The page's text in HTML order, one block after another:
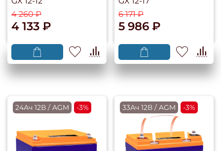
4 260 ₽
4 133 ₽
6 171 ₽
5 986 ₽
24Ач 12В / AGM -3% 33Ач 12В / AGM -3%